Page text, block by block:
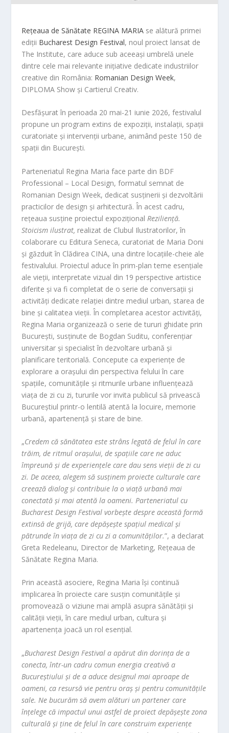
Rețeaua de Sănătate REGINA MARIA se alătură primei
ediții Bucharest Design Festival, noul proiect lansat de
The Institute, care aduce sub aceeași umbrelă unele
dintre cele mai relevante inițiative dedicate industriilor
creative din România: Romanian Design Week,
DIPLOMA Show și Cartierul Creativ.
Desfășurat în perioada 20 mai-21 iunie 2026, festivalul
propune un program extins de expoziții, instalații, spații
curatoriate și intervenții urbane, animând peste 150 de
spații din București.
Parteneriatul Regina Maria face parte din BDF
Professional – Local Design, formatul semnat de
Romanian Design Week, dedicat susținerii și dezvoltării
practicilor de design și arhitectură. În acest cadru,
rețeaua susține proiectul expozițional Reziliență.
Stoicism ilustrat, realizat de Clubul Ilustratorilor, în
colaborare cu Editura Seneca, curatoriat de Maria Doni
și găzduit în Clădirea CINA, una dintre locațiile-cheie ale
festivalului. Proiectul aduce în prim-plan teme esențiale
ale vieții, interpretate vizual din 19 perspective artistice
diferite și va fi completat de o serie de conversații și
activități dedicate relației dintre mediul urban, starea de
bine și calitatea vieții. În completarea acestor activități,
Regina Maria organizează o serie de tururi ghidate prin
București, susținute de Bogdan Suditu, conferențiar
universitar și specialist în dezvoltare urbană și
planificare teritorială. Concepute ca experiențe de
explorare a orașului din perspectiva felului în care
spațiile, comunitățile și ritmurile urbane influențează
viața de zi cu zi, tururile vor invita publicul să privească
Bucureștiul printr-o lentilă atentă la locuire, memorie
urbană, apartenență și stare de bine.
„Credem că sănătatea este strâns legată de felul în care
trăim, de ritmul orașului, de spațiile care ne aduc
împreună și de experiențele care dau sens vieții de zi cu
zi. De aceea, alegem să susținem proiecte culturale care
creează dialog și contribuie la o viață urbană mai
conectată și mai atentă la oameni. Parteneriatul cu
Bucharest Design Festival vorbește despre această formă
extinsă de grijă, care depășește spațiul medical și
pătrunde în viața de zi cu zi a comunităților.”, a declarat
Greta Redeleanu, Director de Marketing, Rețeaua de
Sănătate Regina Maria.
Prin această asociere, Regina Maria își continuă
implicarea în proiecte care susțin comunitățile și
promovează o viziune mai amplă asupra sănătății și
calității vieții, în care mediul urban, cultura și
apartenența joacă un rol esențial.
„Bucharest Design Festival a apărut din dorința de a
conecta, într-un cadru comun energia creativă a
Bucureștiului și de a aduce designul mai aproape de
oameni, ca resursă vie pentru oraș și pentru comunitățile
sale. Ne bucurăm să avem alături un partener care
înțelege că impactul unui astfel de proiect depășește zona
culturală și ține de felul în care construim experiențe